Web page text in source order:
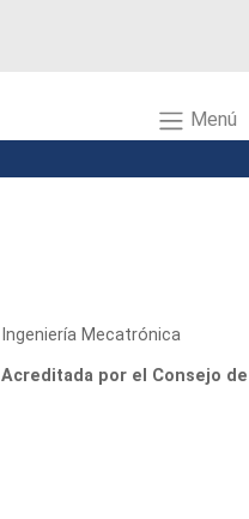
Menú
Ingeniería Mecatrónica
Acreditada por el Consejo